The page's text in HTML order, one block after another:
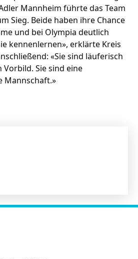
Mannheim führte das Team
Sieg. Beide haben ihre Chance
und bei Olympia deutlich
kennenlernen», erklärte Kreis
«Sie sind läuferisch
Sie sind eine
Mannschaft.»